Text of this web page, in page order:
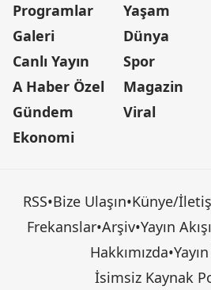
Programlar
Galeri
Canlı Yayın
A Haber Özel
Gündem
Ekonomi
Yaşam
Dünya
Spor
Magazin
Viral
RSS•Bize Ulaşın•Künye/
Frekanslar•Arşiv•Yayın Akışı
Hakkımızda•
İsimsiz Kaynak